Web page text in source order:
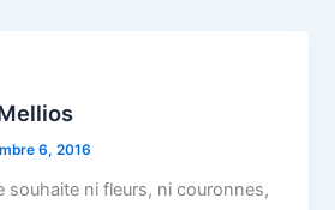
6, 2016
souhaite ni fleurs, ni couronnes,